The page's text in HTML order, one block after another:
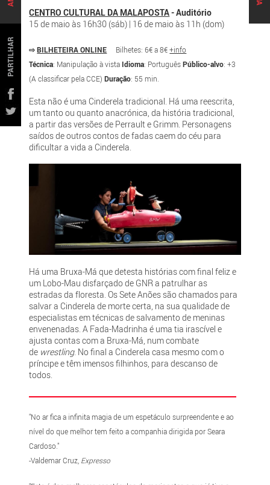
PARTILHAR
CENTRO CULTURAL DA MALAPOSTA- Auditório
15 de maio às 16h30 (sáb) | 16 de maio às 11h (dom)
⇨BILHETEIRA ONLINE Bilhetes: 6€ a 8€+info
Técnica: Manipulação à vista Idioma: PortuguêsPúblico-alvo: +3
(A classificar pela CCE)Duração: 55 min.
Esta não é uma Cinderela tradicional. Há uma reescrita,
um tanto ou quanto anacrónica, da história tradicional,
a partir das versões de Perrault e Grimm. Personagens
saídos de outros contos de fadas caem do céu para
dificultar a vida a Cinderela.
Há uma Bruxa-Má que detesta histórias com final feliz e
um Lobo-Mau disfarçado de GNR a patrulhar as
estradas da floresta. Os Sete Anões são chamados para
salvar a Cinderela de morte certa, na sua qualidade de
especialistas em técnicas de salvamento de meninas
envenenadas. A Fada-Madrinha é uma tia irascível e
ajusta contas com a Bruxa-Má, num combate
de wrestling. No final a Cinderela casa mesmo com o
príncipe e têm imensos filhinhos, para descanso de
todos.
"No ar fica a infinita magia de um espetáculo surpreendente e ao
nível do que melhor tem feito a companhia dirigida por Seara
Cardoso."
-Valdemar Cruz, Expresso